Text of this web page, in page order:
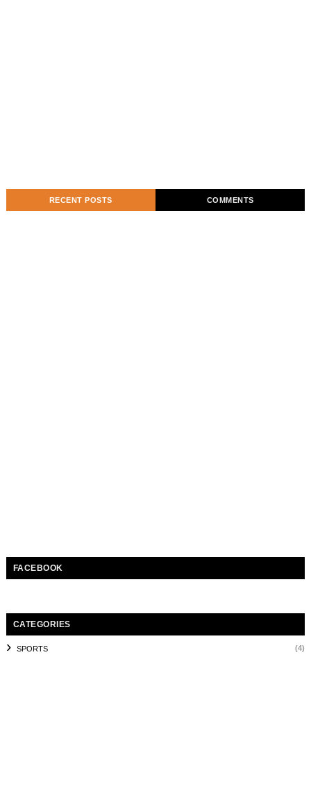
RECENT POSTS COMMENTS
FACEBOOK
CATEGORIES
SPORTS (4)